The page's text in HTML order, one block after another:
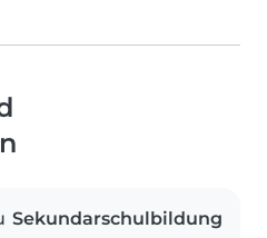
Sekundarschulbildung